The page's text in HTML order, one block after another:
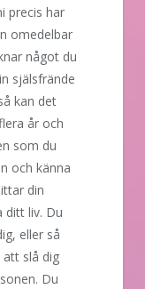
precis har
omedelbar
något du
själsfrände
kan det
år och
som du
och känna
din
ditt liv. Du
eller så
slå dig
Du